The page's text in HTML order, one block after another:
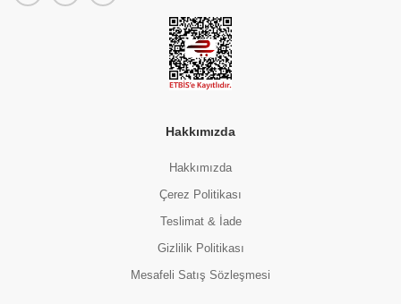
Hakkımızda
Hakkımızda
Çerez Politikası
Teslimat & İade
Gizlilik Politikası
Mesafeli Satış Sözleşmesi